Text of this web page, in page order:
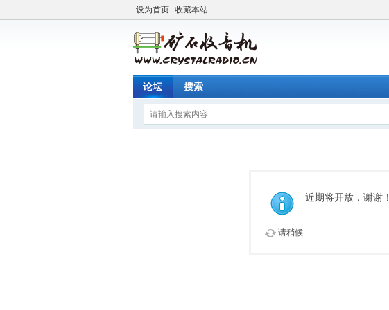
设为首页 收藏本站
论坛 搜索
近期将开放，谢谢！
请稍候...